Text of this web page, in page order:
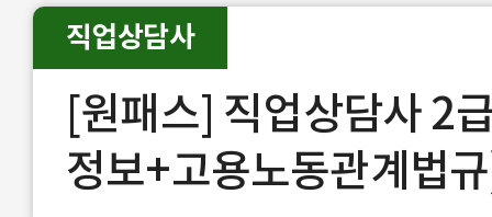
[원패스] 직업상담사 2
정보+고용노동관계법
직업상담사